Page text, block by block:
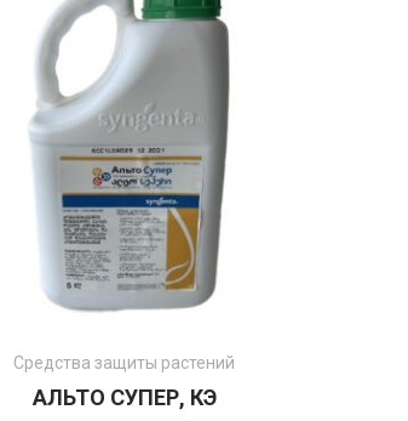
Средства защиты растений
АЛЬТО СУПЕР, КЭ